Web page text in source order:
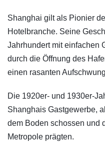
Shanghai gilt als Pionier
Hotelbranche. Seine
Jahrhundert mit einfachen
durch die Öffnung des
einen rasanten
Die 1920er- und 1930er-
Shanghais Gastgewerbe,
dem Boden schossen und
Metropole prägten.